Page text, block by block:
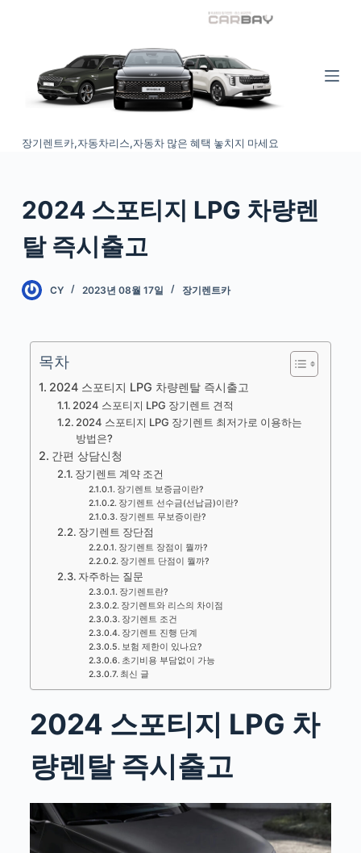
c장기렌트카,자동차리스,자동차 많은 혜택 놓치지 마세요
2024 스포티지 LPG 차량렌
탈 즉시출고
CY 2023년 08월 17일 장기렌트카
목차
2024 스포티지 LPG 차량렌탈 즉시출고
2024 스포티지 LPG 장기렌트 견적
2024 스포티지 LPG 장기렌트 최저가로 이용하는
방법은?
간편 상담신청
장기렌트 계약 조건
장기렌트 보증금이란?
장기렌트 선수금(선납금)이란?
장기렌트 무보증이란?
장기렌트 장단점
장기렌트 장점이 뭘까?
장기렌트 단점이 뭘까?
자주하는 질문
장기렌트란?
장기렌트와 리스의 차이점
장기렌트 조건
장기렌트 진행 단계
보험 제한이 있나요?
초기비용 부담없이 가능
최신 글
2024 스포티지 LPG 차
량렌탈 즉시출고